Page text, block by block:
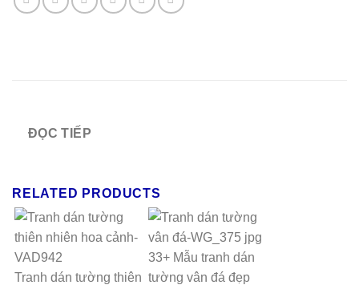
ĐỌC TIẾP
RELATED PRODUCTS
Tranh dán tường thiên
33+ Mẫu tranh dán
tường vân đá đẹp